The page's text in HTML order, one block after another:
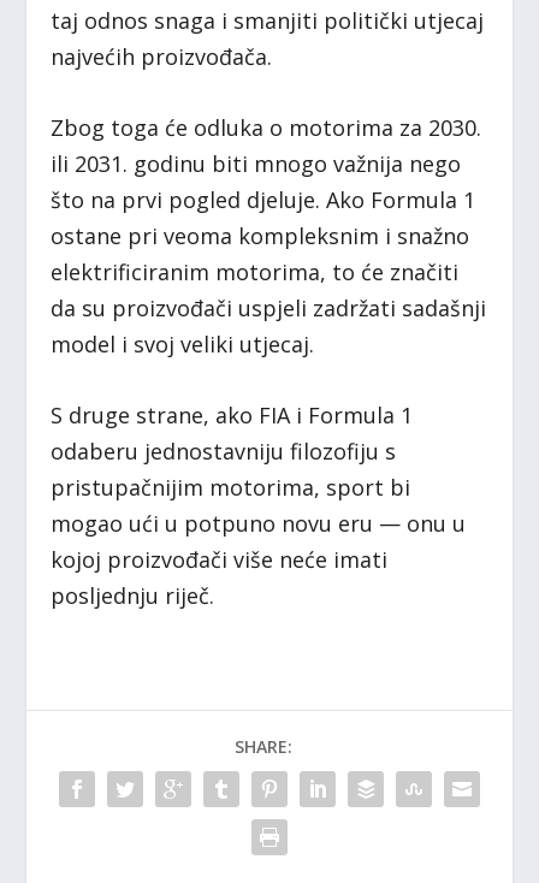
taj odnos snaga i smanjiti politički utjecaj
najvećih proizvođača.
Zbog toga će odluka o motorima za 2030.
ili 2031. godinu biti mnogo važnija nego
što na prvi pogled djeluje. Ako Formula 1
ostane pri veoma kompleksnim i snažno
elektrificiranim motorima, to će značiti
da su proizvođači uspjeli zadržati sadašnji
model i svoj veliki utjecaj.
S druge strane, ako FIA i Formula 1
odaberu jednostavniju filozofiju s
pristupačnijim motorima, sport bi
mogao ući u potpuno novu eru — onu u
kojoj proizvođači više neće imati
posljednju riječ.
SHARE: